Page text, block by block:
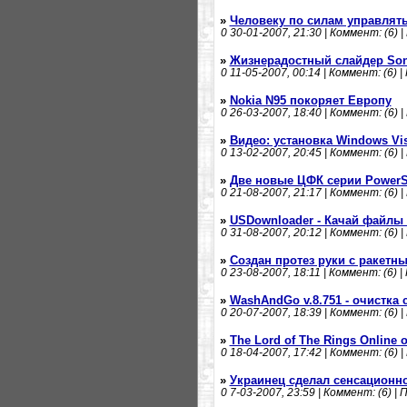
» Человеку по силам
030-01-2007, 21:30 | Коммент: (6) |
» Жизнерадостный слайдер
011-05-2007, 00:14 | Коммент: (6) |
» Nokia N95 покоряет Европу
026-03-2007, 18:40 | Коммент: (6) |
» Видео: установка Windows
013-02-2007, 20:45 | Коммент: (6) |
» Две новые ЦФК серии
021-08-2007, 21:17 | Коммент: (6) |
» USDownloader - Качай файлы
031-08-2007, 20:12 | Коммент: (6) |
» Создан протез руки с
023-08-2007, 18:11 | Коммент: (6) |
» WashAndGo v.8.751 - очистка
020-07-2007, 18:39 | Коммент: (6) |
» The Lord of The Rings Online
018-04-2007, 17:42 | Коммент: (6) |
» Украинец сделал
07-03-2007, 23:59 | Коммент: (6) |